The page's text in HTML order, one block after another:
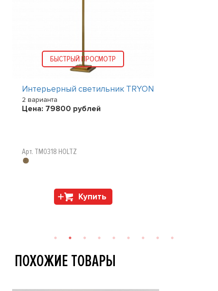
БЫСТРЫЙ ПРОСМОТР
Интерьерный светильник TRYON
2 варианта
Цена: 79800 рублей
Арт. TM0318 HOLTZ
Купить
ПОХОЖИЕ ТОВАРЫ